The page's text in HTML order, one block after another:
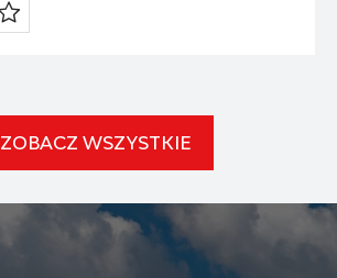
ZOBACZ WSZYSTKIE